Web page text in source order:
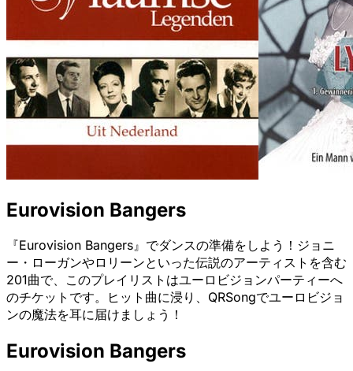
Eurovision Bangers
『Eurovision Bangers』でダンスの準備をしよう！ジョニ
ー・ローガンやロリーンといった伝説のアーティストを含む
201曲で、このプレイリストはユーロビジョンパーティーへ
のチケットです。ヒット曲に浸り、QRSongでユーロビジョ
ンの魔法を耳に届けましょう！
Eurovision Bangers